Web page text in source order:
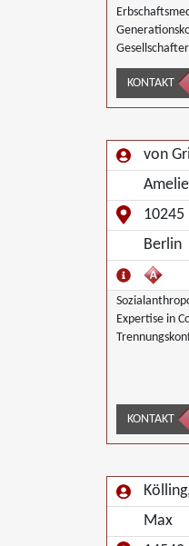
Täter/Opfer
KONTAKT
von
Amelie
10245
Berlin
Expertise in
KONTAKT
Max